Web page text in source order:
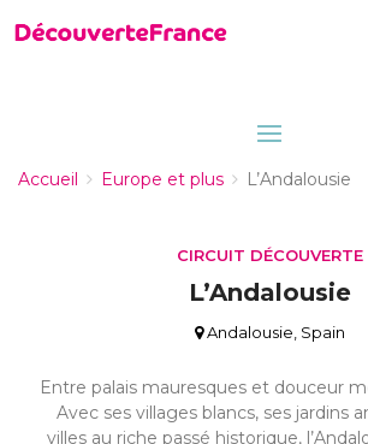
Accueil Europe et plus L’Andalousie
CIRCUIT DÉCOUVERTE
L’Andalousie
Andalousie, Spain
Entre palais mauresques et douceur
Avec ses villages blancs, ses jardins
villes au riche passé historique,